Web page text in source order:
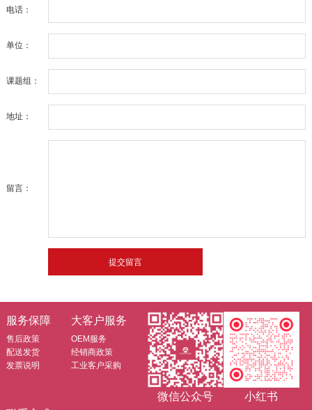
电话：
单位：
课题组：
地址：
留言：
服务保障
售后政策
配送发货
发票说明
大客户服务
OEM服务
经销商政策
工业客户采购
微信公众号
小红书